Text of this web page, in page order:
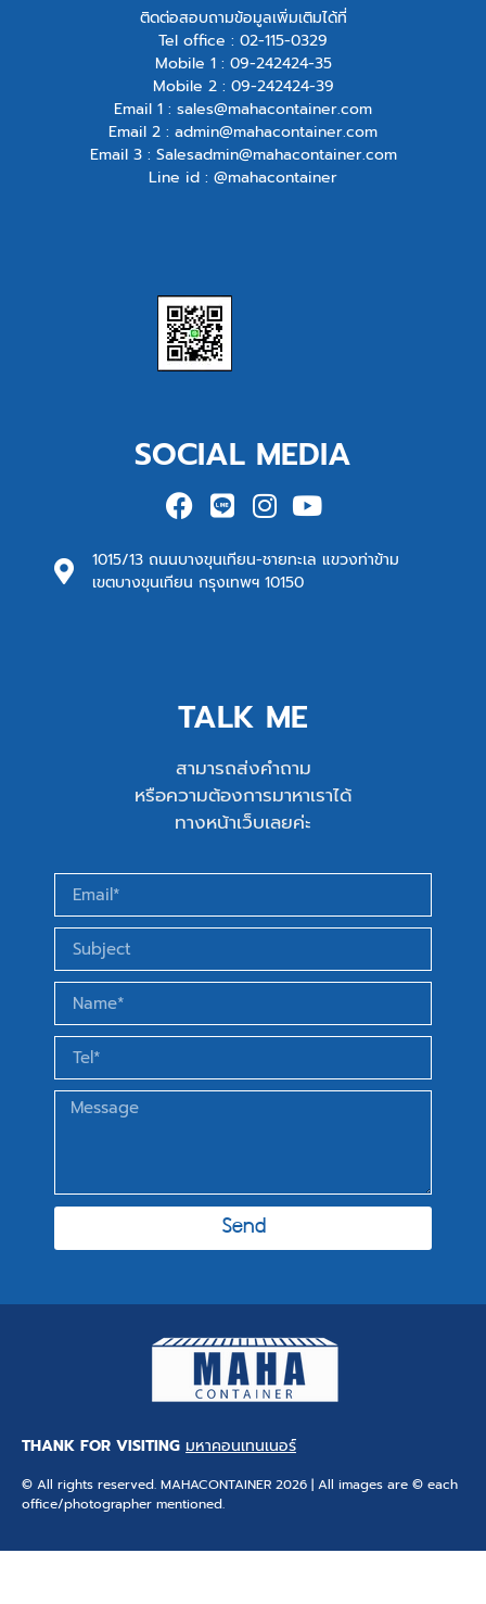
ติดต่อสอบถามข้อมูลเพิ่มเติมได้ที่
Tel office : 02-115-0329
Mobile 1 : 09-242424-35
Mobile 2 : 09-242424-39
Email 1 : sales@mahacontainer.com
Email 2 : admin@mahacontainer.com
Email 3 : Salesadmin@mahacontainer.com
Line id : @mahacontainer
SOCIAL MEDIA
1015/13 ถนนบางขุนเทียน-ชายทะเล แขวงท่าข้าม
เขตบางขุนเทียน กรุงเทพฯ 10150
TALK ME
สามารถส่งคำถาม
หรือความต้องการมาหาเราได้
ทางหน้าเว็บเลยค่ะ
Send
THANK FOR VISITING มหาคอนเทนเนอร์
© All rights reserved. MAHACONTAINER 2026 | All images are © each
office/photographer mentioned.